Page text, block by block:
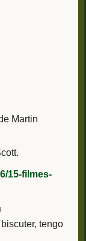
Martin
15-filmes-
tengo